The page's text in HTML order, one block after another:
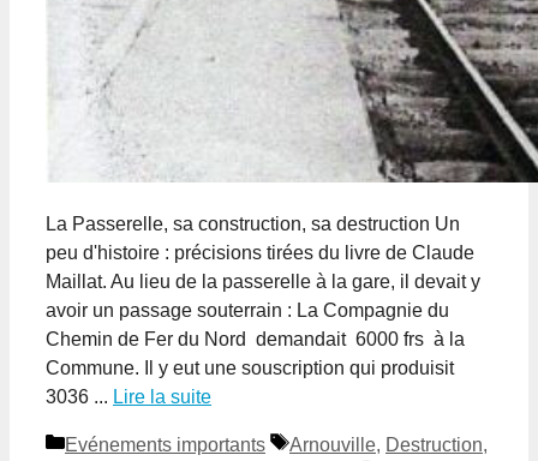
La Passerelle, sa construction, sa destruction Un
peu d'histoire : précisions tirées du livre de Claude
Maillat. Au lieu de la passerelle à la gare, il devait y
avoir un passage souterrain : La Compagnie du
Chemin de Fer du Nord demandait 6000 frs à la
Commune. Il y eut une souscription qui produisit
3036 ... Lire la suite
Catégories
Evénements importants Étiquettes
Arnouville, Destruction,